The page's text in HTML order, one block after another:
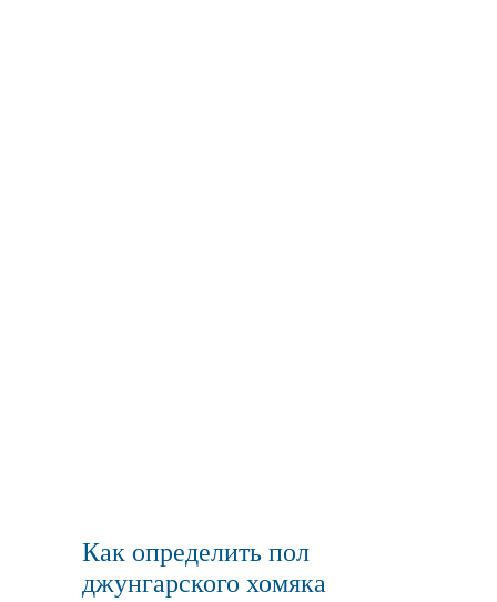
Как определить пол
джунгарского хомяка